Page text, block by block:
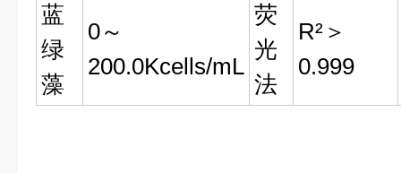
蓝
绿
藻
0～
200.0Kcells/mL
荧
光
法
R²＞
0.999